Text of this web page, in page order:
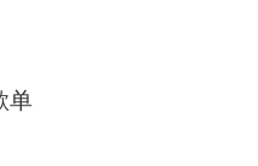
单